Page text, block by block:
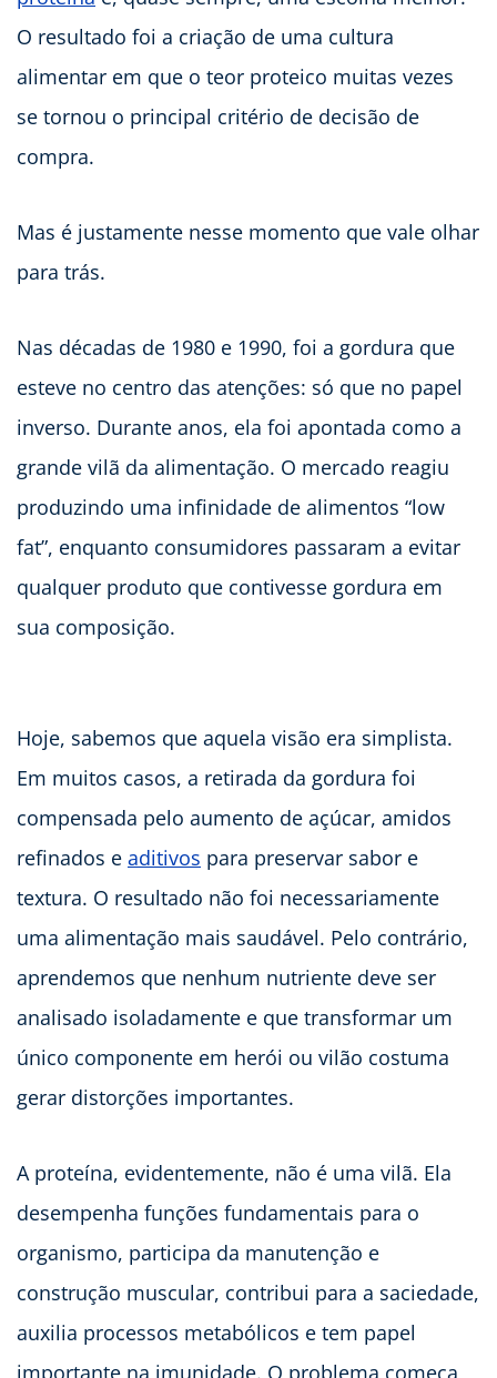
O resultado foi a criação de uma cultura
alimentar em que o teor proteico muitas vezes
se tornou o principal critério de decisão de
compra.
Mas é justamente nesse momento que vale olhar
para trás.
Nas décadas de 1980 e 1990, foi a gordura que
esteve no centro das atenções: só que no papel
inverso. Durante anos, ela foi apontada como a
grande vilã da alimentação. O mercado reagiu
produzindo uma infinidade de alimentos “low
fat”, enquanto consumidores passaram a evitar
qualquer produto que contivesse gordura em
sua composição.
Hoje, sabemos que aquela visão era simplista.
Em muitos casos, a retirada da gordura foi
compensada pelo aumento de açúcar, amidos
refinados e aditivos para preservar sabor e
textura. O resultado não foi necessariamente
uma alimentação mais saudável. Pelo contrário,
aprendemos que nenhum nutriente deve ser
analisado isoladamente e que transformar um
único componente em herói ou vilão costuma
gerar distorções importantes.
A proteína, evidentemente, não é uma vilã. Ela
desempenha funções fundamentais para o
organismo, participa da manutenção e
construção muscular, contribui para a saciedade,
auxilia processos metabólicos e tem papel
importante na imunidade. O problema começa